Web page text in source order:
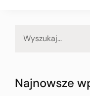
Najnowsze